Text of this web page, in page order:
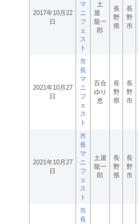
2017年10月22
日
マ
ニ
フ
ェ
ス
ト
土
屋
龍一
郎
長
野
県
長
野
市
2021年10月27
日
市
長
マ
ニ
フ
ェ
ス
ト
百合
ゆり
恵
長
野
県
長
野
市
2021年10月27
日
市
長
マ
ニ
フ
ェ
ス
ト
土屋
龍一
郎
長
野
県
長
野
市
市
長